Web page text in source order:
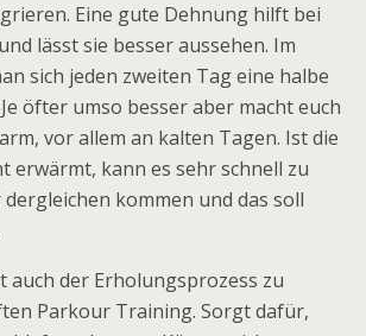
Eine gute Dehnung hilft bei
lässt sie besser aussehen. Im
sich jeden zweiten Tag eine halbe
öfter umso besser aber macht euch
vor allem an kalten Tagen. Ist die
erwärmt, kann es sehr schnell zu
kommen und das soll
auch der Erholungsprozess zu
Parkour Training. Sorgt dafür,